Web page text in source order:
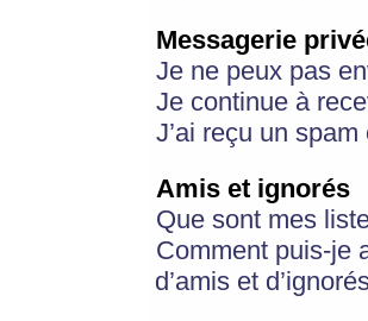
Messagerie
Je ne peux pas
Je continue à
J’ai reçu un
Amis et ignorés
Que sont mes
Comment puis-je
d’amis et